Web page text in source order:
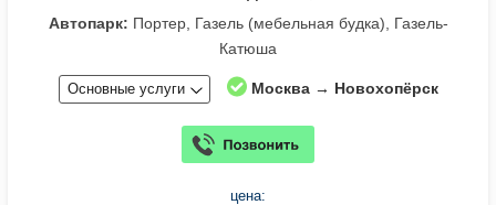
Автопарк: Портер, Газель (мебельная будка), Газель-
Катюша
Основные услуги Москва → Новохопёрск
цена: